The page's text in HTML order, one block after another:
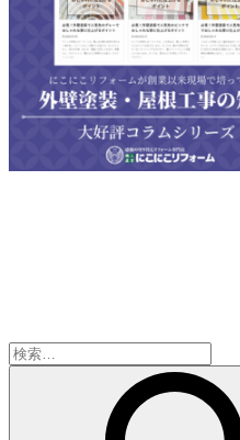
検
索: